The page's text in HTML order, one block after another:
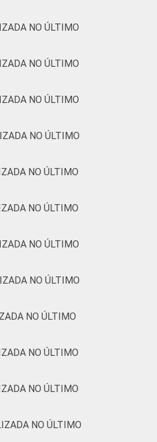
NO ÚLTIMO
NO ÚLTIMO
NO ÚLTIMO
NO ÚLTIMO
NO ÚLTIMO
NO ÚLTIMO
NO ÚLTIMO
NO ÚLTIMO
NO ÚLTIMO
NO ÚLTIMO
NO ÚLTIMO
NO ÚLTIMO